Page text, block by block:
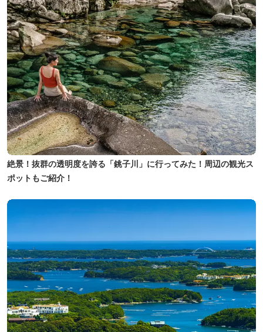
絶景！抜群の透明度を誇る「銚子川」に行ってみた！周辺の観光ス
ポットもご紹介！